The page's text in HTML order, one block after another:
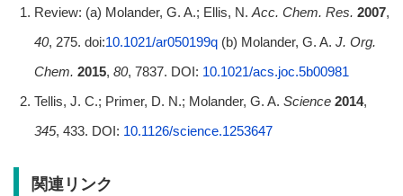
Review: (a) Molander, G. A.; Ellis, N. Acc. Chem. Res. 2007,
40, 275. doi:10.1021/ar050199q(b) Molander, G. A. J. Org.
Chem. 2015, 80, 7837. DOI: 10.1021/acs.joc.5b00981
Tellis, J. C.; Primer, D. N.; Molander, G. A. Science 2014,
345, 433. DOI: 10.1126/science.1253647
関連リンク